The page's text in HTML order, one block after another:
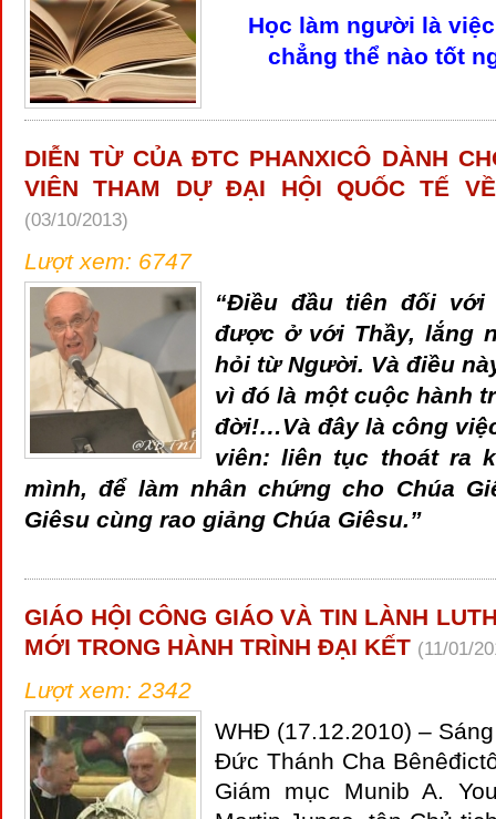
Học làm người là
chẳng thể nào tốt
DIỄN TỪ CỦA ĐTC PHANXICÔ DÀNH
VIÊN THAM DỰ ĐẠI HỘI QUỐC TẾ
(03/10/2013)
Lượt xem: 6747
“Điều đầu tiên đối
được ở với Thầy, lắng
hỏi từ Người. Và điều
vì đó là một cuộc hành
đời!…Và đây là công
viên: liên tục thoát ra
mình, để làm nhân chứng cho Chúa
Giêsu cùng rao giảng Chúa Giêsu.”
GIÁO HỘI CÔNG GIÁO VÀ TIN LÀNH
MỚI TRONG HÀNH TRÌNH ĐẠI KẾT (11/01/
Lượt xem: 2342
WHĐ (17.12.2010) –
Đức Thánh Cha
Giám mục Munib A.